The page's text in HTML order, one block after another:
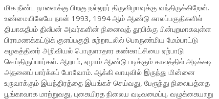
மிக நீண்ட நாளைக்கு பிறகு நல்லூர் திருவிழாவுக்கு வந்திருக்கிறேன்.
உண்மையிலேயே நான் 1993, 1994 ஆம் ஆண்டு காலப்பகுதிகளில்
தியாகதீபம் திலீபன் அவர்களின் நினைவுத் தூபிக்கு பின்புறமாகவுள்ள
பிராமணக்கட்டுக் குளப்பகுதி சுற்றாடலில் பொருண்மிய மேம்பாட்டு
கழகத்தினர் அறிவியல் பொருளாதார கண்காட்சியை ஏற்பாடு
செய்திருப்பார்கள். ஆறாம், ஏழாம் ஆண்டு படிக்கும் காலத்தில் அடிக்கடி
அதனைப் பார்க்கப் போவோம். ஆக்கி வாயுவில் இருந்து மின்னை
உருவாக்கும் இயந்திரத்தை இயங்கச் செய்வது, பேரூந்து நிலையத்தை
பூங்காவாக மாற்றுவது, புகையிரத நிலைய வடிவமைப்பு, வழுக்கையாறு